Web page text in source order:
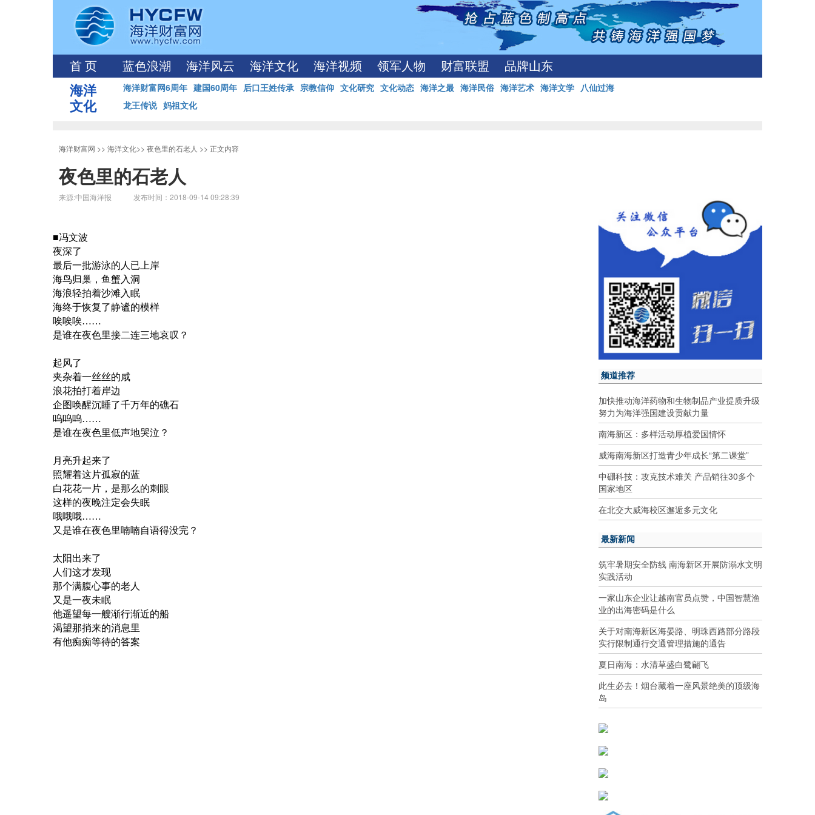
首 页 蓝色浪潮 海洋风云 海洋文化 海洋视频 领军人物 财富联盟 品牌山东
海洋
文化
海洋财富网6周年 建国60周年 后口王姓传承 宗教信仰 文化研究 文化动态 海洋之最 海洋民俗 海洋艺术 海洋文学 八仙过海
龙王传说 妈祖文化
海洋财富网 >> 海洋文化>> 夜色里的石老人 >> 正文内容
夜色里的石老人
来源:中国海洋报 发布时间：2018-09-14 09:28:39
■冯文波
夜深了
最后一批游泳的人已上岸
海鸟归巢，鱼蟹入洞
海浪轻拍着沙滩入眠
海终于恢复了静谧的模样
唉唉唉……
是谁在夜色里接二连三地哀叹？
起风了
夹杂着一丝丝的咸
浪花拍打着岸边
企图唤醒沉睡了千万年的礁石
呜呜呜……
是谁在夜色里低声地哭泣？
月亮升起来了
照耀着这片孤寂的蓝
白花花一片，是那么的刺眼
这样的夜晚注定会失眠
哦哦哦……
又是谁在夜色里喃喃自语得没完？
太阳出来了
人们这才发现
那个满腹心事的老人
又是一夜未眠
他遥望每一艘渐行渐近的船
渴望那捎来的消息里
有他痴痴等待的答案
频道推荐
加快推动海洋药物和生物制品产业提质升级
努力为海洋强国建设贡献力量
南海新区：多样活动厚植爱国情怀
威海南海新区打造青少年成长“第二课堂”
中硼科技：攻克技术难关 产品销往30多个
国家地区
在北交大威海校区邂逅多元文化
最新新闻
筑牢暑期安全防线 南海新区开展防溺水文明
实践活动
一家山东企业让越南官员点赞，中国智慧渔
业的出海密码是什么
关于对南海新区海晏路、明珠西路部分路段
实行限制通行交通管理措施的通告
夏日南海：水清草盛白鹭翩飞
此生必去！烟台藏着一座风景绝美的顶级海
岛